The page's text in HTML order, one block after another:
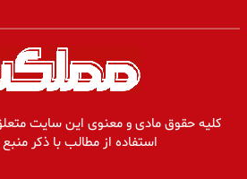
کلیه حقوق مادی و معنوی این سایت
استفاده از مطالب با ذکر